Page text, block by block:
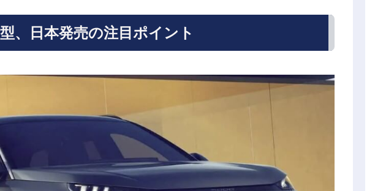
、日本発売の注目ポイント